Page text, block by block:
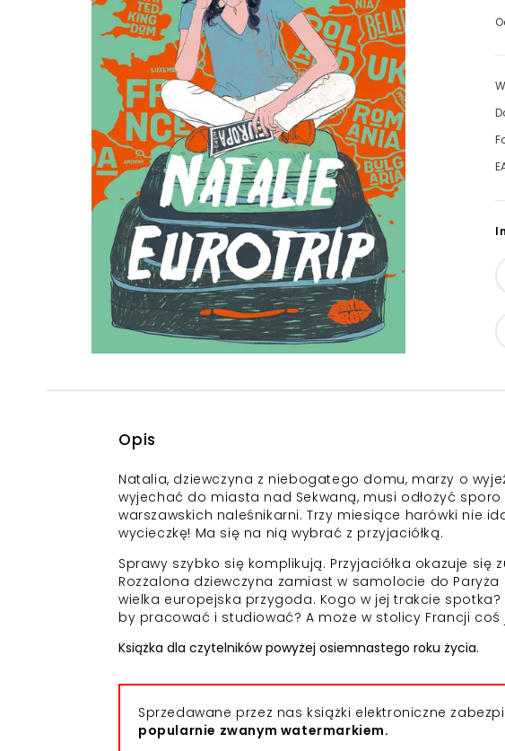
Opis
Natalia, dziewczyna z niebogatego domu, marzy o
wyjechać do miasta nad Sekwaną, musi odłożyć
warszawskich naleśnikarni. Trzy miesiące harówki nie
wycieczkę! Ma się na nią wybrać z przyjaciółką.
Sprawy szybko się komplikują. Przyjaciółka okazuje się
Rozżalona dziewczyna zamiast w samolocie do
wielka europejska przygoda. Kogo w jej trakcie
by pracować i studiować? A może w stolicy Francji coś
Książka dla czytelników powyżej osiemnastego roku życia.
Sprzedawane przez nas książki elektroniczne
popularnie zwanym watermarkiem.
Odwróć kolory
Skala szarości
Powiększony kursor
Pomoc w czytaniu
Podkreślenie linków